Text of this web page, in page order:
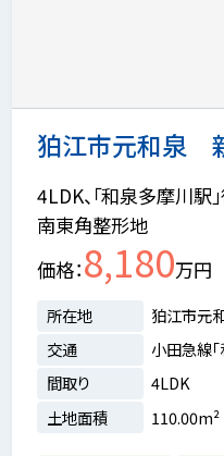
狛江市元和泉
4LDK、「和泉多摩川駅
南東角整形地
価格 8,180万円
所在地
狛江市元
交通
小田急線
間取り
4LDK
土地面積
110.00m²